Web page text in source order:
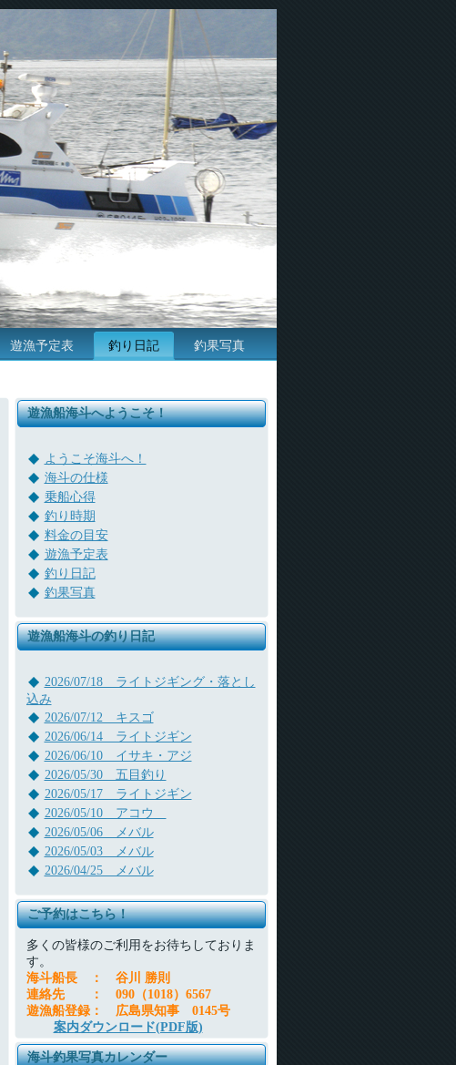
遊漁予定表 釣り日記 釣果写真
遊漁船海斗へようこそ！
ようこそ海斗へ！
海斗の仕様
乗船心得
釣り時期
料金の目安
遊漁予定表
釣り日記
釣果写真
遊漁船海斗の釣り日記
2026/07/18 ライトジギング・落とし
込み
2026/07/12 キスゴ
2026/06/14 ライトジギン
2026/06/10 イサキ・アジ
2026/05/30 五目釣り
2026/05/17 ライトジギン
2026/05/10 アコウ
2026/05/06 メバル
2026/05/03 メバル
2026/04/25 メバル
ご予約はこちら！
多くの皆様のご利用をお待ちしておりま
す。
海斗船長
：
谷川 勝則
連絡先
：
090（1018）6567
遊漁船登録：
広島県知事 0145号
案内ダウンロード(PDF版)
海斗釣果写真カレンダー